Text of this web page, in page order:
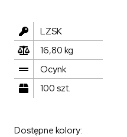
LZSK
16,80 kg
Ocynk
100 szt.
Dostępne kolory: